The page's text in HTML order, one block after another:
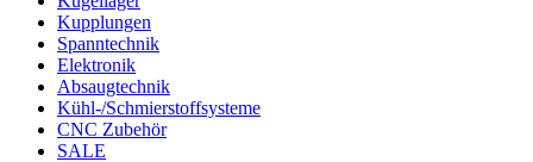
Kupplungen
Spanntechnik
Elektronik
Absaugtechnik
Kühl-/Schmierstoffsysteme
CNC Zubehör
SALE